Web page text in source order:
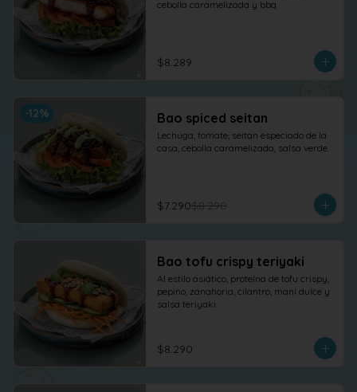
cebolla caramelizada y bbq
$8.289
-12% Bao spiced seitan
Lechuga, tomate, seitan especiado de la
casa, cebolla caramelizada, salsa verde.
$7.290$8.290
Bao tofu crispy teriyaki
Al estilo asiático, proteína de tofu crispy,
pepino, zanahoria, cilantro, maní dulce y
salsa teriyaki.
$8.290